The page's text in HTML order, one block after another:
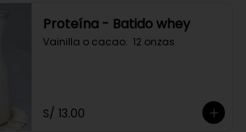
Proteína - Batido whey
Vainilla o cacao.  12 onzas
S/ 13.00